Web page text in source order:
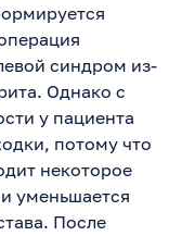
синдром из-
Однако с
у пациента
потому что
некоторое
уменьшается
После